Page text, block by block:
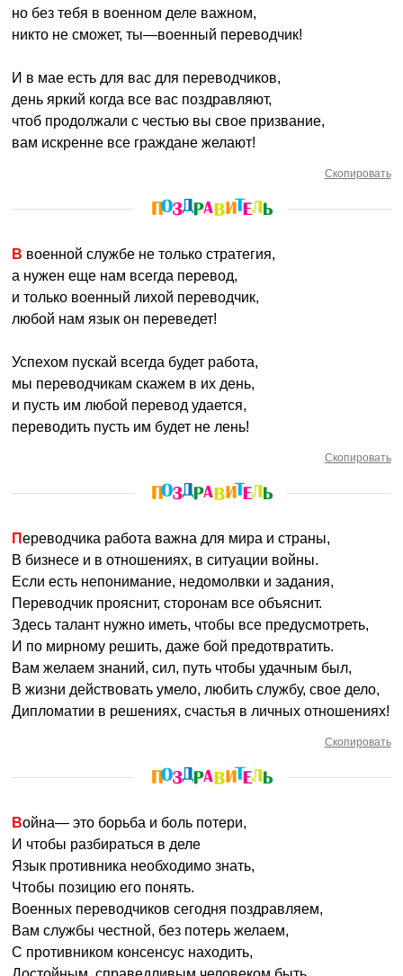
но без тебя в военном деле важном,
никто не сможет, ты—военный переводчик!
И в мае есть для вас для переводчиков,
день яркий когда все вас поздравляют,
чтоб продолжали с честью вы свое призвание,
вам искренне все граждане желают!
Скопировать
В военной службе не только стратегия,
а нужен еще нам всегда перевод,
и только военный лихой переводчик,
любой нам язык он переведет!
Успехом пускай всегда будет работа,
мы переводчикам скажем в их день,
и пусть им любой перевод удается,
переводить пусть им будет не лень!
Скопировать
Переводчика работа важна для мира и страны,
В бизнесе и в отношениях, в ситуации войны.
Если есть непонимание, недомолвки и задания,
Переводчик прояснит, сторонам все объяснит.
Здесь талант нужно иметь, чтобы все предусмотреть,
И по мирному решить, даже бой предотвратить.
Вам желаем знаний, сил, путь чтобы удачным был,
В жизни действовать умело, любить службу, свое дело,
Дипломатии в решениях, счастья в личных отношениях!
Скопировать
Война— это борьба и боль потери,
И чтобы разбираться в деле
Язык противника необходимо знать,
Чтобы позицию его понять.
Военных переводчиков сегодня поздравляем,
Вам службы честной, без потерь желаем,
С противником консенсус находить,